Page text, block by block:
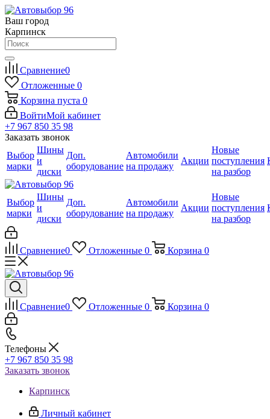
Ваш город
Карпинск
Сравнение0
Отложенные 0
Корзина пуста 0
ВойтиМой кабинет
+7 967 850 35 98
Заказать звонок
Выбор
марки
Шины
и
диски
Доп.
оборудование
Автомобили
на продажу
Акции
Новые
поступления
на разбор
Выбор
марки
Шины
и
диски
Доп.
оборудование
Автомобили
на продажу
Акции
Новые
поступления
на разбор
Сравнение0 Отложенные 0 Корзина 0
Сравнение0 Отложенные 0 Корзина 0
Телефоны
+7 967 850 35 98
Заказать звонок
Карпинск
Личный кабинет